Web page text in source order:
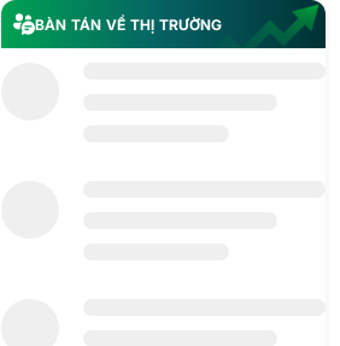
BÀN TÁN VỀ THỊ TRƯỜNG